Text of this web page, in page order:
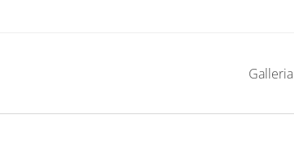
Galleria